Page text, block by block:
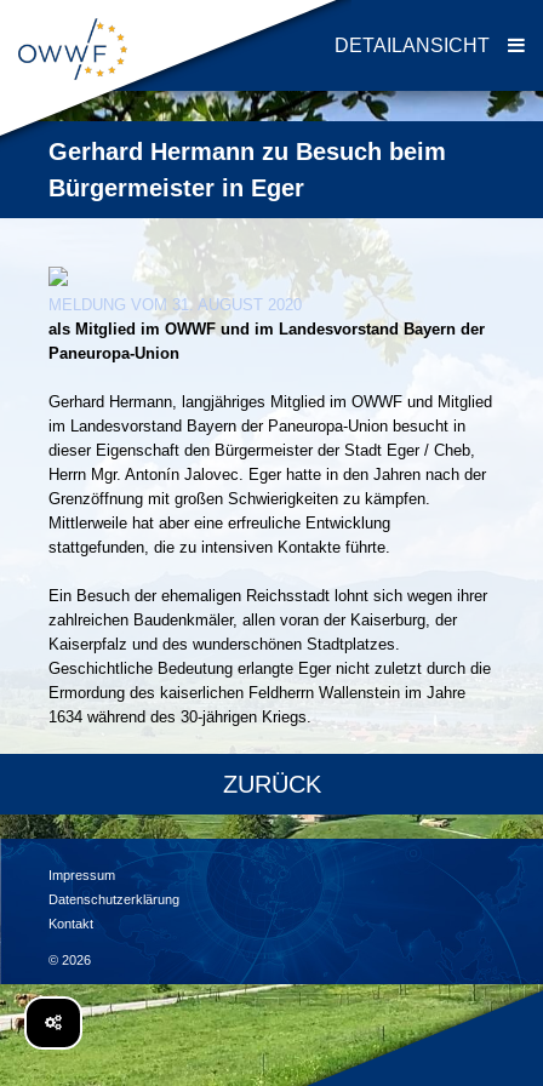
DETAILANSICHT
Gerhard Hermann zu Besuch beim
Bürgermeister in Eger
MELDUNG VOM 31. AUGUST 2020
als Mitglied im OWWF und im Landesvorstand Bayern der
Paneuropa-Union
Gerhard Hermann, langjähriges Mitglied im OWWF und Mitglied
im Landesvorstand Bayern der Paneuropa-Union besucht in
dieser Eigenschaft den Bürgermeister der Stadt Eger / Cheb,
Herrn Mgr. Antonín Jalovec. Eger hatte in den Jahren nach der
Grenzöffnung mit großen Schwierigkeiten zu kämpfen.
Mittlerweile hat aber eine erfreuliche Entwicklung
stattgefunden, die zu intensiven Kontakte führte.
Ein Besuch der ehemaligen Reichsstadt lohnt sich wegen ihrer
zahlreichen Baudenkmäler, allen voran der Kaiserburg, der
Kaiserpfalz und des wunderschönen Stadtplatzes.
Geschichtliche Bedeutung erlangte Eger nicht zuletzt durch die
Ermordung des kaiserlichen Feldherrn Wallenstein im Jahre
1634 während des 30-jährigen Kriegs.
ZURÜCK
Impressum
Datenschutzerklärung
Kontakt
© 2026